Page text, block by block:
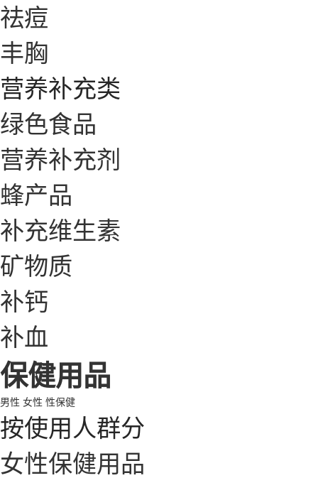
祛痘
丰胸
营养补充类
绿色食品
营养补充剂
蜂产品
补充维生素
矿物质
补钙
补血
保健用品
男性 女性 性保健
按使用人群分
女性保健用品